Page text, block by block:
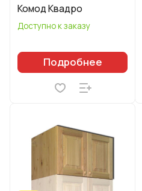
Комод Квадро
Доступно к заказу
Подробнее